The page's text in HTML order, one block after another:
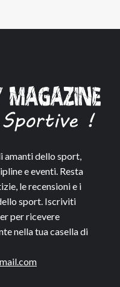
amanti dello sport,
e eventi. Resta
le recensioni e i
sport. Iscriviti
per ricevere
nella tua casella di